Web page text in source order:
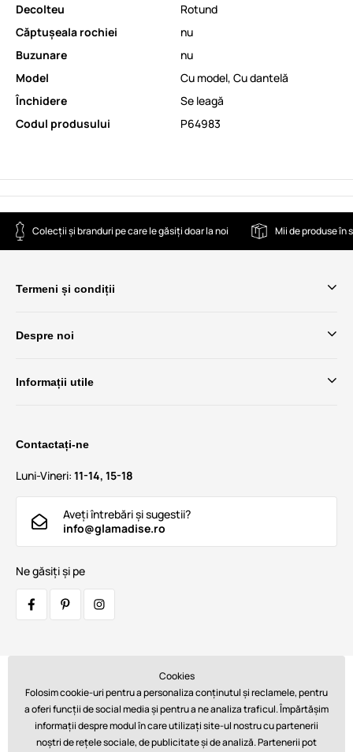
Decolteu
Rotund
Căptușeala rochiei
nu
Buzunare
nu
Model
Cu model, Cu dantelă
Închidere
Se leagă
Codul produsului
P64983
Colecții și branduri pe care le găsiți doar la noi Mii de produse în
Termeni și condiții
Despre noi
Informații utile
Contactați-ne
Luni-Vineri: 11-14, 15-18
Aveți întrebări și sugestii?
info@glamadise.ro
Ne găsiți și pe
Cookies
Folosim cookie-uri pentru a personaliza conținutul și reclamele, pentru
a oferi funcții de social media și pentru a ne analiza traficul. Împărtășim
informații despre modul în care utilizați site-ul nostru cu partenerii
noștri de rețele sociale, de publicitate și de analiză. Partenerii pot